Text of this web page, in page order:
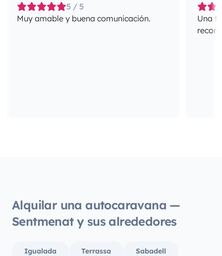
5 / 5
Muy amable y buena comunicación.
Una
Alquilar una autocaravana —
Sentmenat y sus alrededores
Igualada Terrassa Sabadell